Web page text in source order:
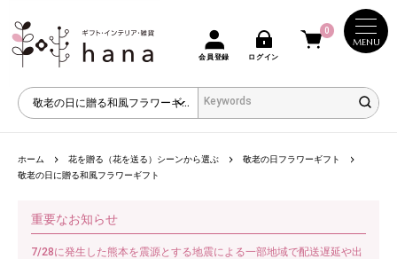
MENU
会員登録 ログイン
0
ホーム 花を贈る（花を送る）シーンから選ぶ
敬老の日フラワーギフト
敬老の日に贈る和風フラワーギフト
重要なお知らせ
7/28に発生した熊本を震源とする地震による一部地域で配送遅延や出